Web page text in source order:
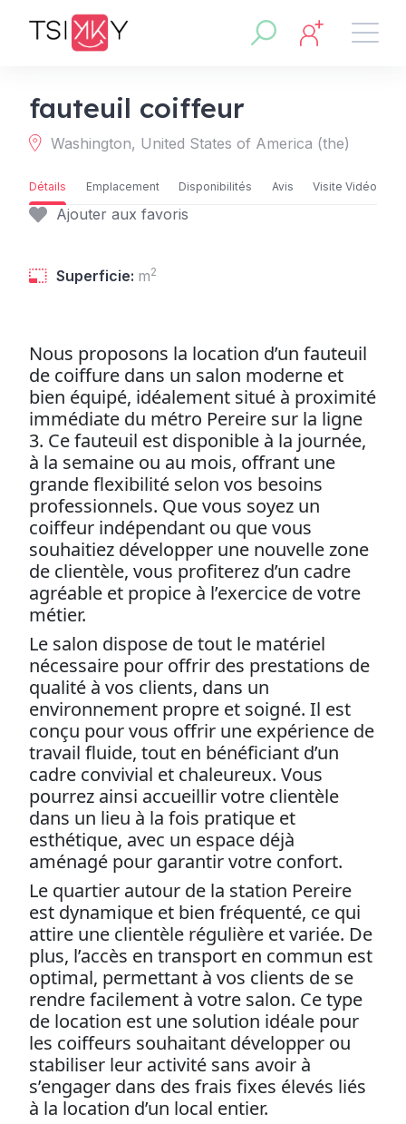
fauteuil coiffeur
Washington, United States of America (the)
Ajouter aux favoris
Détails Emplacement Disponibilités Avis Visite Vidéo
Superficie: m2
Nous proposons la location d’un fauteuil
de coiffure dans un salon moderne et
bien équipé, idéalement situé à proximité
immédiate du métro Pereire sur la ligne
3. Ce fauteuil est disponible à la journée,
à la semaine ou au mois, offrant une
grande flexibilité selon vos besoins
professionnels. Que vous soyez un
coiffeur indépendant ou que vous
souhaitiez développer une nouvelle zone
de clientèle, vous profiterez d’un cadre
agréable et propice à l’exercice de votre
métier.
Le salon dispose de tout le matériel
nécessaire pour offrir des prestations de
qualité à vos clients, dans un
environnement propre et soigné. Il est
conçu pour vous offrir une expérience de
travail fluide, tout en bénéficiant d’un
cadre convivial et chaleureux. Vous
pourrez ainsi accueillir votre clientèle
dans un lieu à la fois pratique et
esthétique, avec un espace déjà
aménagé pour garantir votre confort.
Le quartier autour de la station Pereire
est dynamique et bien fréquenté, ce qui
attire une clientèle régulière et variée. De
plus, l’accès en transport en commun est
optimal, permettant à vos clients de se
rendre facilement à votre salon. Ce type
de location est une solution idéale pour
les coiffeurs souhaitant développer ou
stabiliser leur activité sans avoir à
s’engager dans des frais fixes élevés liés
à la location d’un local entier.